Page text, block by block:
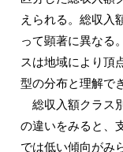
えられる。総収入
って顕著に異なる
スは地域により頂
型の分布と理解で
総収入額クラス
の違いをみると、
では低い傾向がみ